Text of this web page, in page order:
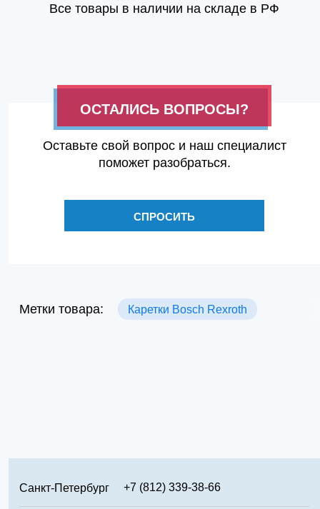
Все товары в наличии на складе в РФ
ОСТАЛИСЬ ВОПРОСЫ?
Оставьте свой вопрос и наш специалист
поможет разобраться.
СПРОСИТЬ
Метки товара: Каретки Bosch Rexroth
Санкт-Петербург
+7 (812) 339-38-66